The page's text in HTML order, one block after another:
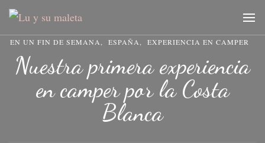
Lu y su maleta
Blog de viajes y fotografía
EN UN FIN DE SEMANA ESPAÑA EXPERIENCIA EN CAMPER
Nuestra primera experiencia
en camper por la Costa
Blanca